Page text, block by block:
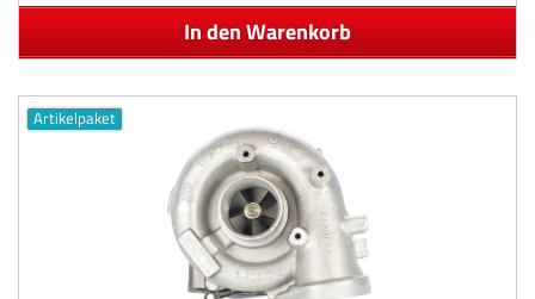
In den Warenkorb
Artikelpaket